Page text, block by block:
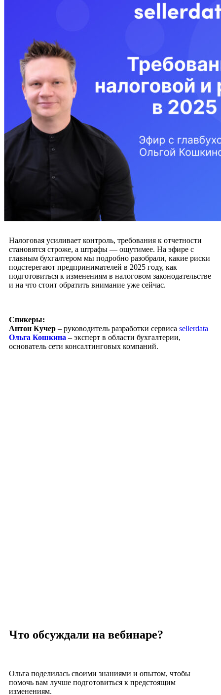
Налоговая усиливает контроль, требования к отчетности
становятся строже, а штрафы — ощутимее. На эфире с
главным бухгалтером мы подробно разобрали, какие риски
подстерегают предпринимателей в 2025 году, как
подготовиться к изменениям в налоговом законодательстве
и на что стоит обратить внимание уже сейчас.
Спикеры:
Антон Кучер – руководитель разработки сервиса sellerdata
Ольга Кошкина – эксперт в области бухгалтерии,
основатель сети консалтинговых компаний.
Что обсуждали на вебинаре?
Ольга поделилась своими знаниями и опытом, чтобы
помочь вам лучше подготовиться к предстоящим
изменениям.